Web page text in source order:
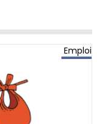
Emploi